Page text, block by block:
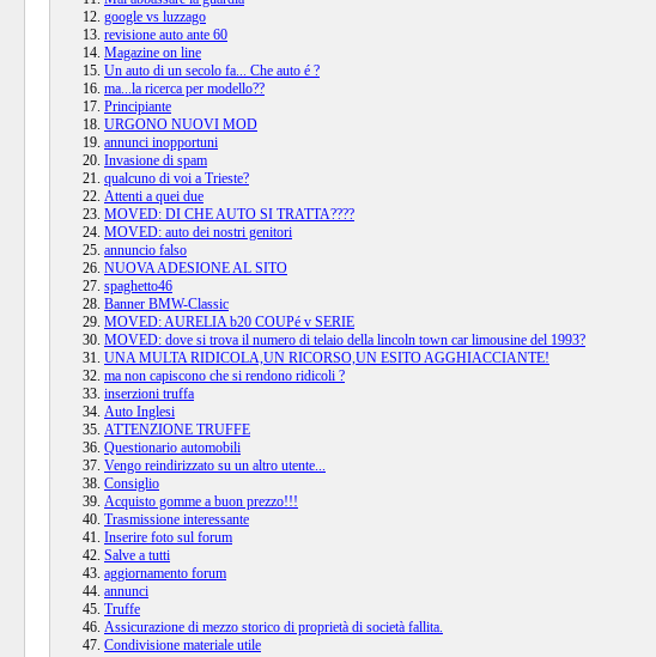
google vs luzzago
revisione auto ante 60
Magazine on line
Un auto di un secolo fa... Che auto é ?
ma...la ricerca per modello??
Principiante
URGONO NUOVI MOD
annunci inopportuni
Invasione di spam
qualcuno di voi a Trieste?
Attenti a quei due
MOVED: DI CHE AUTO SI TRATTA????
MOVED: auto dei nostri genitori
annuncio falso
NUOVA ADESIONE AL SITO
spaghetto46
Banner BMW-Classic
MOVED: AURELIA b20 COUPé v SERIE
MOVED: dove si trova il numero di telaio della lincoln town car limousine del 1993?
UNA MULTA RIDICOLA,UN RICORSO,UN ESITO AGGHIACCIANTE!
ma non capiscono che si rendono ridicoli ?
inserzioni truffa
Auto Inglesi
ATTENZIONE TRUFFE
Questionario automobili
Vengo reindirizzato su un altro utente...
Consiglio
Acquisto gomme a buon prezzo!!!
Trasmissione interessante
Inserire foto sul forum
Salve a tutti
aggiornamento forum
annunci
Truffe
Assicurazione di mezzo storico di proprietà di società fallita.
Condivisione materiale utile